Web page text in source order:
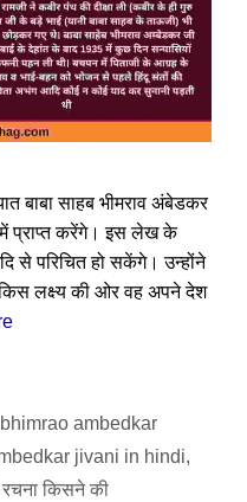
बाबा साहब भीमराव अंबेडकर
में प्राप्त करेंगे। इस लेख के
से परिचित हो सकेंगे। उन्होंने
लक्ष्य की ओर वह अपने देश
bhimrao ambedkar
jivani in hindi,
रचना किसने की